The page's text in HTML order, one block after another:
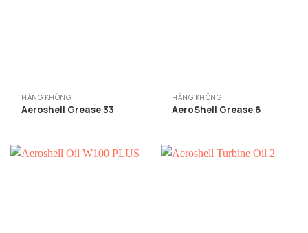
HÀNG KHÔNG
Aeroshell Grease 33
HÀNG KHÔNG
AeroShell Grease 6